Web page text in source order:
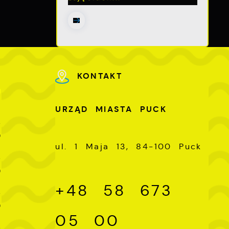
KONTAKT
URZĄD MIASTA PUCK
ul. 1 Maja 13, 84-100 Puck
+48 58 673
05 00